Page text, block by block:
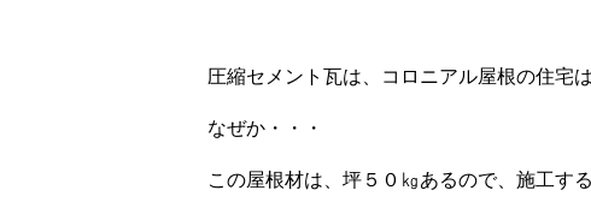
圧縮セメント瓦は、コロニアル屋根の住宅
なぜか・・・
この屋根材は、坪５０㎏あるので、施工す